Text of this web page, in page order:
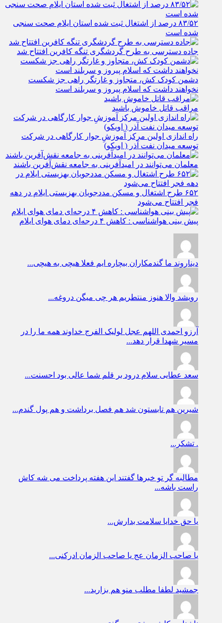
۸۳/۵۲ درصد از اشتغال ثبت شده استان ایلام صحت سنجی
شده است
جاده دسترسی به طرح گردشگری تنگه کافرین افتتاح شد
دشمن کودک کش، متجاوز و غارتگر راهی جز شکست
نخواهند داشت که اسلام پیروز و سربلند است
مراقب قاتل خاموش باشید
راه اندازی اولین مرکز آموزشِ جوار کارگاهی در شرکت
توسعه میدان نفت آذر ( اویکو)
معلمان می‌توانند در امیدآفرینی به جامعه نقش‌آفرین باشند
۶۵۲ طرح اشتغال و مسکن مددجویان بهزیستی ایلام در دهه
فجر افتتاح می‌شود
پیش بینی هواشناسی : کاهش ۴ درجه‌ای دمای هوای ایلام
دیناروند ما گندمکاران بیچاره ایم فعلا هیچی به هیچی...
رویشد والا هنوز منتطریم هر چی میگن دروغه...
آرزو احمدی اللهم عجل لولیک الفرج خداوند همه ما را در
مسیر شهدا قرار دهد...
سعد عطایی سلام درود بر قلم شما عالی بود احسنت...
شیرین هم تابستون شد هم فصل برداشت و هم پول گندم...
. تشکر...
مطالبه گر تو خبرها گفتند این هفته پرداخت می شه کاش
راست باشه...
یا حق خدایا سلامت بدارش...
یا صاحب الزمان عج یا صاحب الزمان ادرکنی...
جمشید لطفا مطلب منو هم بزارید...